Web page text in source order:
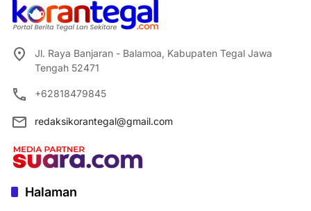
Jl. Raya Banjaran - Balamoa, Kabupaten Tegal Jawa
Tengah 52471
+62818479845
redaksikorantegal@gmail.com
Halaman